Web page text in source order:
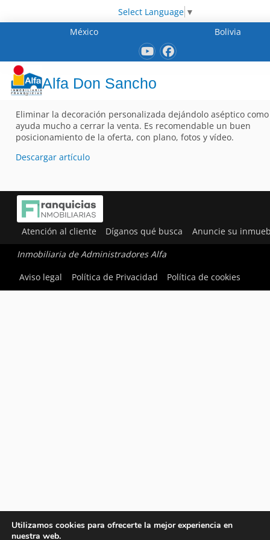
Select Language ▼
México
Bolivia
Alfa Don Sancho
Eliminar la decoración personalizada dejándolo aséptico
ayuda mucho a cerrar la venta. Es recomendable un buen
posicionamiento de la oferta, con plano, fotos y vídeo.
Descargar artículo
Atención al cliente Díganos qué busca Anuncie su
Inmobiliaria de Administradores Alfa
Aviso legal
Política de Privacidad Política de cookies
Utilizamos cookies para ofrecerte la mejor experiencia en
nuestra web.